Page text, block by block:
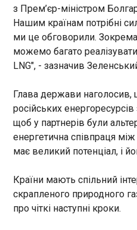
Нова епопея від
кажуть кінокритики
16:03:44
з Прем’єр-міністром
Нашим країнам потрібні
ми це обговорили.
можемо багато
LNG", - зазначив
Глава держави наголосив,
російських
щоб у партнерів були
енергетична співпраця
має великий потенціал, і
Країни мають спільний
скрапленого природного
про чіткі наступні кроки.